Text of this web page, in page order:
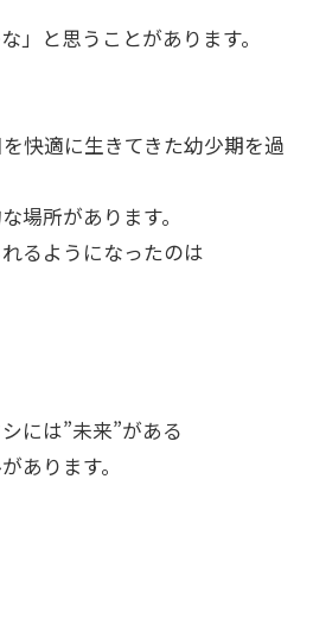
」と思うことがあります。
快適に生きてきた幼少期を過
場所があります。
るようになったのは
には”未来”がある
あります。